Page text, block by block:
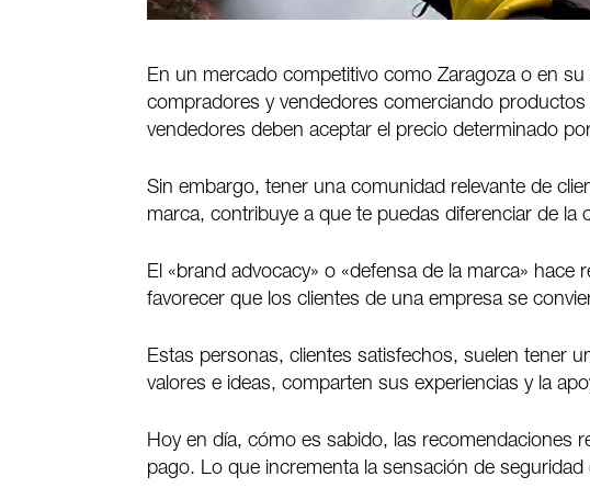
En un mercado competitivo como Zaragoza o en
compradores y vendedores comerciando
vendedores deben aceptar el precio determinado
Sin embargo, tener una comunidad relevante de
marca, contribuye a que te puedas diferenciar de la
El «brand advocacy» o «defensa de la marca»
favorecer que los clientes de una empresa se
Estas personas, clientes satisfechos, suelen tener
valores e ideas, comparten sus experiencias y la
Hoy en día, cómo es sabido, las recomendaciones
pago. Lo que incrementa la sensación de